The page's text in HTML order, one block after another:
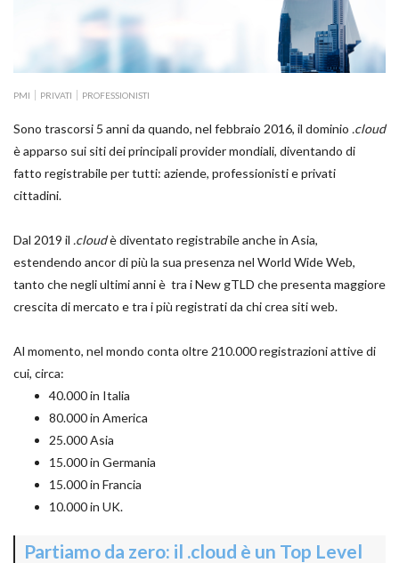
PMI PRIVATI PROFESSIONISTI
Sono trascorsi 5 anni da quando, nel febbraio 2016, il dominio .cloud
è apparso sui siti dei principali provider mondiali, diventando di
fatto registrabile per tutti: aziende, professionisti e privati
cittadini.
Dal 2019 il .cloudè diventato registrabile anche in Asia,
estendendo ancor di più la sua presenza nel World Wide Web,
tanto che negli ultimi anni è tra i New gTLD che presenta maggiore
crescita di mercato e tra i più registrati da chi crea siti web.
Al momento, nel mondo conta oltre 210.000 registrazioni attive di
cui, circa:
40.000 in Italia
80.000 in America
25.000 Asia
15.000 in Germania
15.000 in Francia
10.000 in UK.
Partiamo da zero: il .cloud è un Top Level